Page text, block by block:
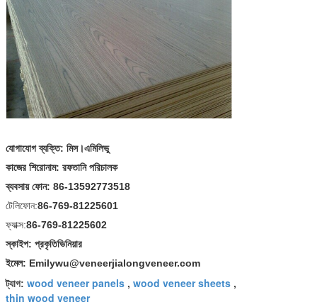
যোগাযোগ ব্যক্তি: মিস।এমিলিভু
কাজের শিরোনাম: রফতানি পরিচালক
ব্যবসায় ফোন: 86-13592773518
টেলিফোন:86-769-81225601
ফ্যাক্স:86-769-81225602
স্কাইপ: প্রকৃতিভিনিয়ার
ইমেল: Emilywu@veneerjialongveneer.com
ট্যাগ: wood veneer panels , wood veneer sheets ,
thin wood veneer